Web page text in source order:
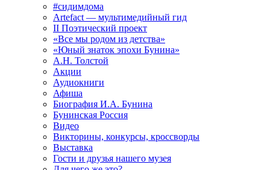
#сидимдома
Artefact — мультимедийный гид
II Поэтический проект
«Все мы родом из детства»
«Юный знаток эпохи Бунина»
А.Н. Толстой
Акции
Аудиокниги
Афиша
Биография И.А. Бунина
Бунинская Россия
Видео
Викторины, конкурсы, кроссворды
Выставка
Гости и друзья нашего музея